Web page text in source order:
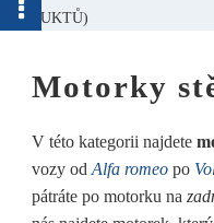
PRODUKTŮ)
Motorky
V této kategorii najdete
vozy od Alfa romeopo
pátráte po motorku na